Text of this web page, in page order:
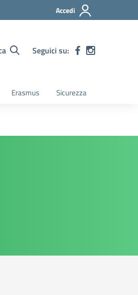
Accedi
Seguici su:
Erasmus Sicurezza